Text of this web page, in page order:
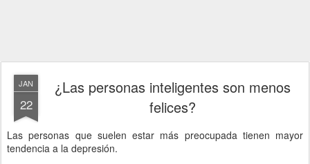
JAN
22
¿Las personas inteligentes son menos
felices?
Las personas que suelen estar más preocupada tienen mayor
tendencia a la depresión.